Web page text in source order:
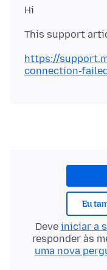
https://
connection-
Eu
Deve iniciar a
responder às
uma nova